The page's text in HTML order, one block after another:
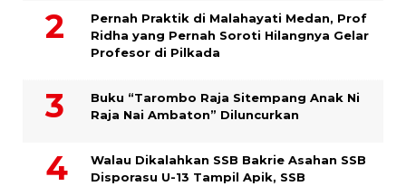
Pernah Praktik di Malahayati Medan, Prof
Ridha yang Pernah Soroti Hilangnya Gelar
Profesor di Pilkada
Buku “Tarombo Raja Sitempang Anak Ni
Raja Nai Ambaton” Diluncurkan
Walau Dikalahkan SSB Bakrie Asahan SSB
Disporasu U-13 Tampil Apik, SSB